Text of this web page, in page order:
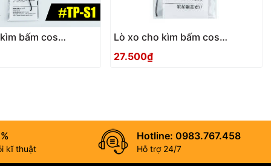
bấm cos
Lò xo cho kìm bấm cos
TSUNODA TP-S
27.500₫
kĩ thuật
Hotline: 0983.767.458
Hỗ trợ 24/7